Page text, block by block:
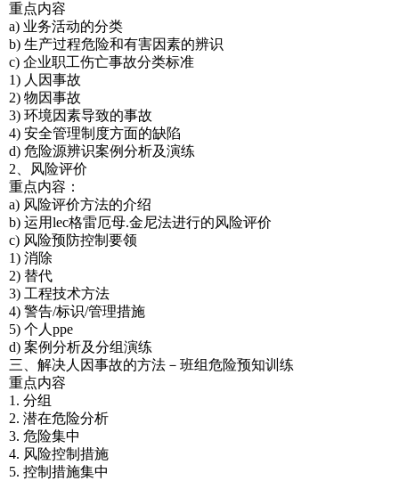
重点内容
a) 业务活动的分类
b) 生产过程危险和有害因素的辨识
c) 企业职工伤亡事故分类标准
1) 人因事故
2) 物因事故
3) 环境因素导致的事故
4) 安全管理制度方面的缺陷
d) 危险源辨识案例分析及演练
2、风险评价
重点内容：
a) 风险评价方法的介绍
b) 运用lec格雷厄母.金尼法进行的风险评价
c) 风险预防控制要领
1) 消除
2) 替代
3) 工程技术方法
4) 警告/标识/管理措施
5) 个人ppe
d) 案例分析及分组演练
三、解决人因事故的方法－班组危险预知训练
重点内容
1. 分组
2. 潜在危险分析
3. 危险集中
4. 风险控制措施
5. 控制措施集中